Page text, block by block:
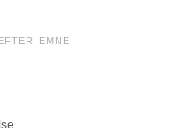
EMNE